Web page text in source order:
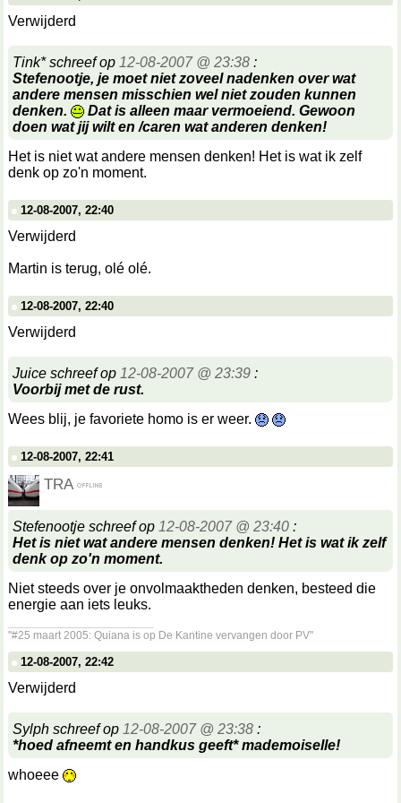
Verwijderd
Tink* schreef op 12-08-2007 @ 23:38 :
Stefenootje, je moet niet zoveel nadenken over wat
andere mensen misschien wel niet zouden kunnen
denken.
Dat is alleen maar vermoeiend. Gewoon
doen wat jij wilt en /caren wat anderen denken!
Het is niet wat andere mensen denken! Het is wat ik zelf
denk op zo'n moment.
12-08-2007, 22:40
Verwijderd
Martin is terug, olé olé.
12-08-2007, 22:40
Verwijderd
Juice schreef op 12-08-2007 @ 23:39 :
Voorbij met de rust.
Wees blij, je favoriete homo is er weer.
12-08-2007, 22:41
TRA
Stefenootje schreef op 12-08-2007 @ 23:40 :
Het is niet wat andere mensen denken! Het is wat ik zelf
denk op zo'n moment.
Niet steeds over je onvolmaaktheden denken, besteed die
energie aan iets leuks.
"#25 maart 2005: Quiana is op De Kantine vervangen door PV"
12-08-2007, 22:42
Verwijderd
Sylph schreef op 12-08-2007 @ 23:38 :
*hoed afneemt en handkus geeft* mademoiselle!
whoeee